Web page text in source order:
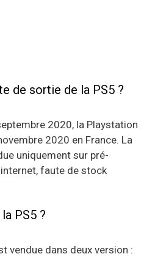
de sortie de la PS5 ?
2020, la Playstation
2020 en France. La
uniquement sur pré-
faute de stock
PS5 ?
vendue dans deux version :